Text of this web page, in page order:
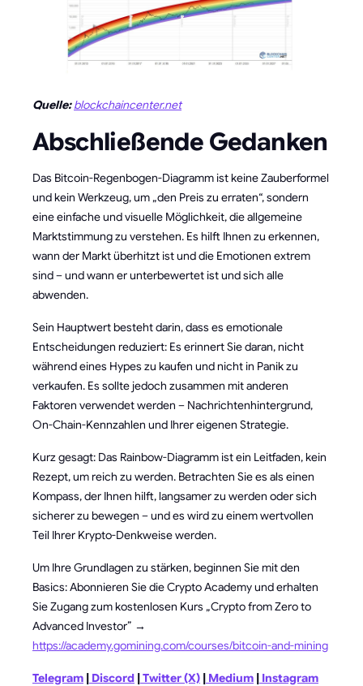
Quelle:blockchaincenter.net
Abschließende Gedanken
Das Bitcoin-Regenbogen-Diagramm ist keine Zauberformel
und kein Werkzeug, um „den Preis zu erraten“, sondern
eine einfache und visuelle Möglichkeit, die allgemeine
Marktstimmung zu verstehen. Es hilft Ihnen zu erkennen,
wann der Markt überhitzt ist und die Emotionen extrem
sind – und wann er unterbewertet ist und sich alle
abwenden.
Sein Hauptwert besteht darin, dass es emotionale
Entscheidungen reduziert: Es erinnert Sie daran, nicht
während eines Hypes zu kaufen und nicht in Panik zu
verkaufen. Es sollte jedoch zusammen mit anderen
Faktoren verwendet werden – Nachrichtenhintergrund,
On-Chain-Kennzahlen und Ihrer eigenen Strategie.
Kurz gesagt: Das Rainbow-Diagramm ist ein Leitfaden, kein
Rezept, um reich zu werden. Betrachten Sie es als einen
Kompass, der Ihnen hilft, langsamer zu werden oder sich
sicherer zu bewegen – und es wird zu einem wertvollen
Teil Ihrer Krypto-Denkweise werden.
Um Ihre Grundlagen zu stärken, beginnen Sie mit den
Basics: Abonnieren Sie die Crypto Academy und erhalten
Sie Zugang zum kostenlosen Kurs „Crypto from Zero to
Advanced Investor” →
https://academy.gomining.com/courses/bitcoin-and-mining
Telegram | Discord |Twitter (X) | Medium | Instagram